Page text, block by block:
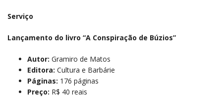
Serviço
Lançamento do livro “A Conspiração de Búzios”
Autor: Gramiro de Matos
Editora: Cultura e Barbárie
Páginas: 176 páginas
Preço: R$ 40 reais